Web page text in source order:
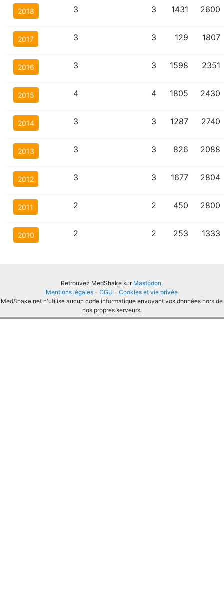
2018 3 3 1431 2600
2017 3 3 129 1807
2016 3 3 1598 2351
2015 4 4 1805 2430
2014 3 3 1287 2740
2013 3 3 826 2088
2012 3 3 1677 2804
2011 2 2 450 2800
2010 2 2 253 1333
Retrouvez MedShake sur Mastodon.
Mentions légales - CGU - Cookies et vie privée
MedShake.net n'utilise aucun code informatique envoyant vos données hors de
nos propres serveurs.